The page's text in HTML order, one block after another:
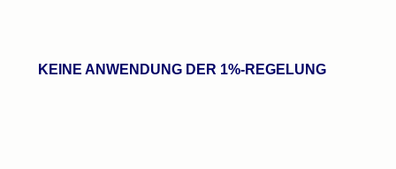
KEINE ANWENDUNG DER 1%-REGELUNG